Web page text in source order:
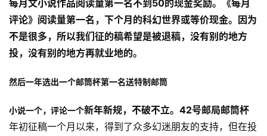
每月文小说作品阅读量第一名不到50的现金奖励。《每月
评论》阅读量第一名，下个月的科幻世界或等价现金。因为
不是很多，所以我们征的稿希望是被退稿，没有别的地方
投，没有别的地方再就业地的。
然后一年选出一个邮筒杯第一名送特制邮筒
小说一个，评论一个新年新规，不破不立。 42号邮局邮筒杯
年初征稿一个月以来，得到了众多幻迷朋友的支持，但在投